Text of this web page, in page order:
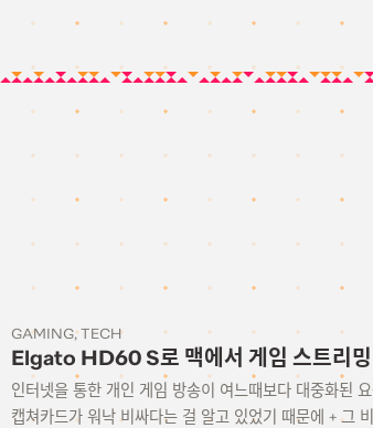
GAMING TECH
Elgato HD60 S로 맥에서 게임 스트리
인터넷을 통한 개인 게임 방송이 여느때보다 대중화된
캡쳐카드가 워낙 비싸다는 걸 알고 있었기 때문에 + 그